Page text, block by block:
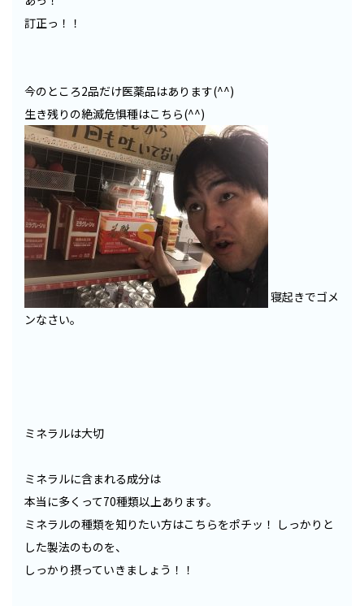
訂正っ！！
今のところ2品だけ医薬品はあります(^^)
生き残りの絶滅危惧種はこちら(^^)
寝起きでゴメ
ンなさい。
ミネラルは大切
ミネラルに含まれる成分は
本当に多くって70種類以上あります。
ミネラルの種類を知りたい方はこちらをポチッ！ しっかりと
した製法のものを、
しっかり摂っていきましょう！！